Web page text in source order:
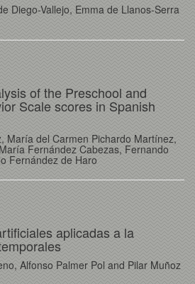
Diego-Vallejo, Emma de Llanos-Serra
of the Preschool and
Scale scores in Spanish
María del Carmen Pichardo Martínez,
Fernández Cabezas, Fernando
Fernández de Haro
aplicadas a la
Alfonso Palmer Pol and Pilar Muñoz